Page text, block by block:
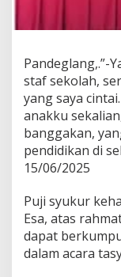
Pandeglang,.”-
staf sekolah,
yang saya
anakku
banggakan,
pendidikan di
15/06/2025
Puji syukur
Esa, atas
dapat
dalam acara